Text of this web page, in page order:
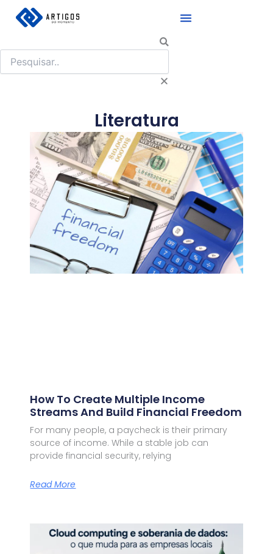
para
conteúdo
Literatura
How To Create Multiple Income
Streams And Build Financial Freedom
For many people, a paycheck is their primary
source of income. While a stable job can
provide financial security, relying
Read More